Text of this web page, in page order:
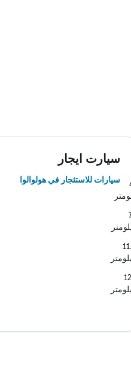
سيارت ايجار
سيارات للاستئجار في هولوالوا